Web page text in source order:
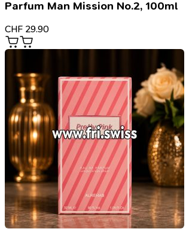
Parfum Man Mission No.2, 100ml
CHF 29.90